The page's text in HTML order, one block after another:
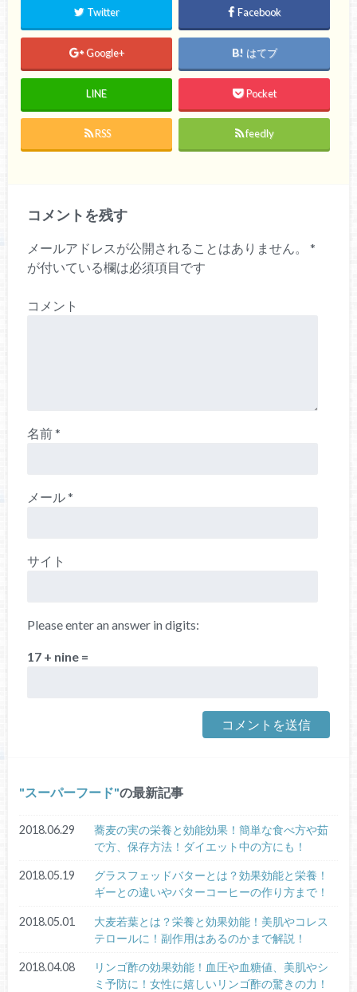
Twitter Facebook
Google+ はてブ
LINE Pocket
RSS feedly
コメントを残す
メールアドレスが公開されることはありません。
*
が付いている欄は必須項目です
コメント
名前*
メール*
サイト
Please enter an answer in digits:
17 + nine =
スーパーフード の最新記事
2018.06.29
蕎麦の実の栄養と効能効果！簡単な食べ方や茹
で方、保存方法！ダイエット中の方にも！
2018.05.19
グラスフェッドバターとは？効果効能と栄養！
ギーとの違いやバターコーヒーの作り方まで！
2018.05.01
大麦若葉とは？栄養と効果効能！美肌やコレス
テロールに！副作用はあるのかまで解説！
2018.04.08
リンゴ酢の効果効能！血圧や血糖値、美肌やシ
ミ予防に！女性に嬉しいリンゴ酢の驚きの力！